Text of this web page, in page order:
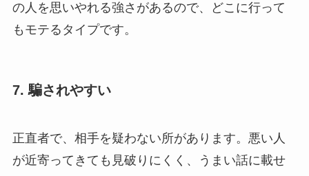
の人を思いやれる強さがあるので、どこに行って
もモテるタイプです。
7. 騙されやすい
正直者で、相手を疑わない所があります。悪い人
が近寄ってきても見破りにくく、うまい話に載せ